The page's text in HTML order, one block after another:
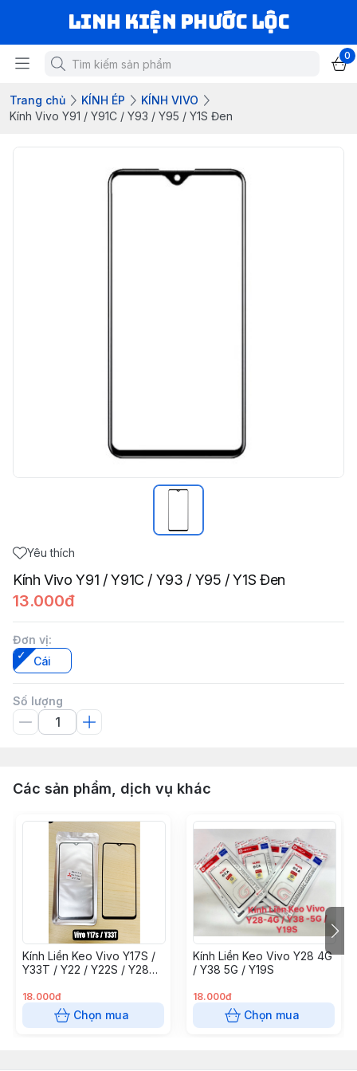
LINH KIỆN PHƯỚC LỘC
0
Trang chủ KÍNH ÉP
KÍNH VIVO
Kính Vivo Y91 / Y91C / Y93 / Y95 / Y1S Đen
Yêu thích
Kính Vivo Y91 / Y91C / Y93 / Y95 / Y1S Đen
13.000đ
Đơn vị:
Cái
Số lượng
Các sản phẩm, dịch vụ khác
Kính Liền Keo Vivo Y17S /
Y33T / Y22 / Y22S / Y28
18.000đ
Chọn mua
Kính Liền Keo Vivo Y28 4G
/ Y38 5G / Y19S
18.000đ
Chọn mua